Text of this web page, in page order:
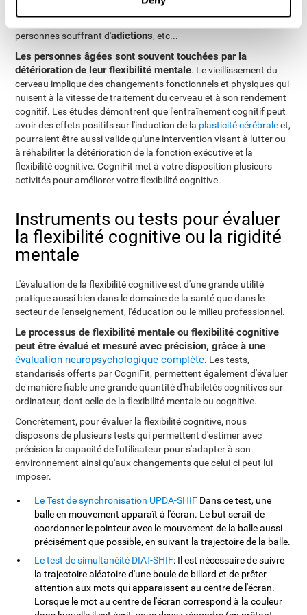
(Syndrome d'Asperger et l'autisme),
d'alimentation
personnes souffrant d'adictions, etc...
Les personnes âgées sont souvent touchées par la
détérioration de leur flexibilité mentale. Le vieillissement du
cerveau implique des changements fonctionnels et physiques qui
nuisent à la vitesse de traitement du cerveau et à son rendement
cognitif. Les études démontrent que l'entraînement cognitif peut
avoir des effets positifs sur l'induction de la plasticité cérébraleet,
pourraient être aussi valide qu'une intervention visant à lutter ou
à réhabiliter la détérioration de la fonction exécutive et la
flexibilité cognitive. CogniFit met à votre disposition plusieurs
activités pour améliorer votre flexibilité cognitive.
Instruments ou tests pour évaluer
la flexibilité cognitive ou la rigidité
mentale
L'évaluation de la flexibilité cognitive est d'une grande utilité
pratique aussi bien dans le domaine de la santé que dans le
secteur de l'enseignement, l'éducation ou le milieu professionnel.
Le processus de flexibilité mentale ou flexibilité cognitive
peut être évalué et mesuré avec précision, grâce à une
évaluation neuropsychologique complète. Les tests,
standarisés offerts par CogniFit, permettent également d'évaluer
de manière fiable une grande quantité d'habiletés cognitives sur
ordinateur, dont celle de la flexibilité mentale ou cognitive.
Concrètement, pour évaluer la flexibilité cognitive, nous
disposons de plusieurs tests qui permettent d'estimer avec
précision la capacité de l'utilisateur pour s'adapter à son
environnement ainsi qu'aux changements que celui-ci peut lui
imposer.
Le Test de synchronisation UPDA-SHIF Dans ce test, une
balle en mouvement apparaît à l'écran. Le but serait de
coordonner le pointeur avec le mouvement de la balle aussi
précisément que possible, en suivant la trajectoire de la balle.
Le test de simultanéité DIAT-SHIF: Il est nécessaire de suivre
la trajectoire aléatoire d'une boule de billard et de prêter
attention aux mots qui apparaissent au centre de l'écran.
Lorsque le mot au centre de l'écran correspond à la couleur